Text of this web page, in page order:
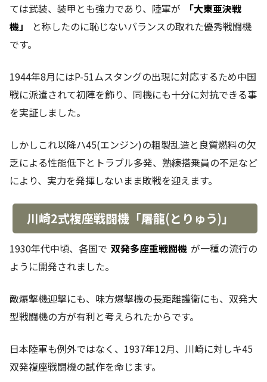
ては武装、装甲とも強力であり、陸軍が
「大東亜決戦
機」
と称したのに恥じないバランスの取れた優秀戦闘機
です。
1944年8月にはP-51ムスタングの出現に対応するため中国
戦に派遣されて初陣を飾り、同機にも十分に対抗できる事
を実証しました。
しかしこれ以降ハ45(エンジン)の粗製乱造と良質燃料の欠
乏による性能低下とトラブル多発、熟練搭乗員の不足など
により、実力を発揮しないまま敗戦を迎えます。
川崎2式複座戦闘機「屠龍(とりゅう)」
1930年代中頃、各国で 双発多座重戦闘機 が一種の流行の
ように開発されました。
敵爆撃機迎撃にも、味方爆撃機の長距離護衛にも、双発大
型戦闘機の方が有利と考えられたからです。
日本陸軍も例外ではなく、1937年12月、川崎に対しキ45
双発複座戦闘機の試作を命じます。